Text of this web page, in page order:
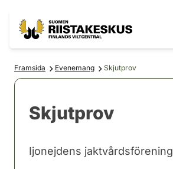
Framsida Evenemang Skjutprov
Skjutprov
Ijonejdens jaktvårdsförening